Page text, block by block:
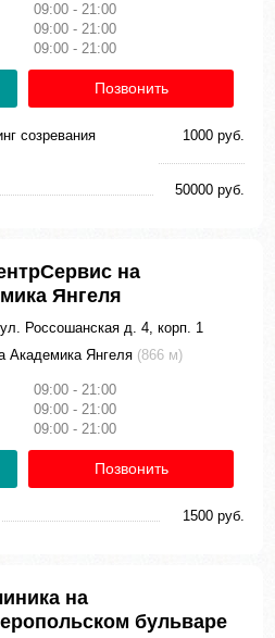
09:00 - 21:00
09:00 - 21:00
09:00 - 21:00
Позвонить
созревания
1000 руб.
50000 руб.
на
Янгеля
Россошанская д. 4, корп. 1
Академика Янгеля (866 м)
09:00 - 21:00
09:00 - 21:00
09:00 - 21:00
Позвонить
1500 руб.
на
бульваре